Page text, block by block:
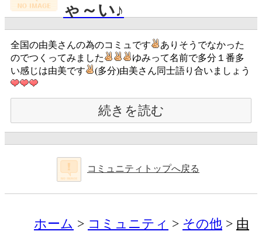
ゃ～い♪
全国の由美さんの為のコミュです
ありそうでなかった
のでつくってみました
ゆみって名前で多分１番多
い感じは由美です
(多分)由美さん同士語り合いましょう
続きを読む
コミュニティトップへ戻る
ホーム コミュニティ その他
由